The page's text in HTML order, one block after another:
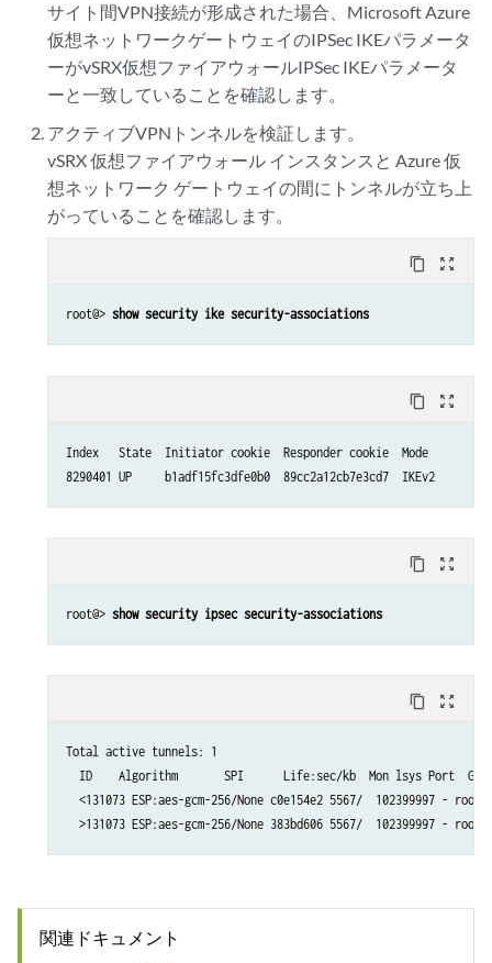
サイト間VPN接続が形成された場合、Microsoft Azure
仮想ネットワークゲートウェイのIPSec IKEパラメータ
ーがvSRX仮想ファイアウォールIPSec IKEパラメータ
ーと一致していることを確認します。
アクティブVPNトンネルを検証します。
vSRX 仮想ファイアウォール インスタンスと Azure 仮
想ネットワーク ゲートウェイの間にトンネルが立ち上
がっていることを確認します。
content_copy zoom_out_map
root@> show security ike security-associations
content_copy zoom_out_map
Index   State  Initiator cookie  Responder cookie  Mode
content_copy zoom_out_map
root@> show security ipsec security-associations
content_copy zoom_out_map
Total active tunnels: 1
ID    Algorithm       SPI      Life:sec/kb  Mon lsys Port
<131073 ESP:aes-gcm-256/None c0e154e2 5567/  102399997 - root
関連ドキュメント